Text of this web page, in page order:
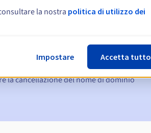
del nome di dominio
la cancellazione del nome di dominio
la nostra politica di utilizzo dei
Impostare Accetta tutto